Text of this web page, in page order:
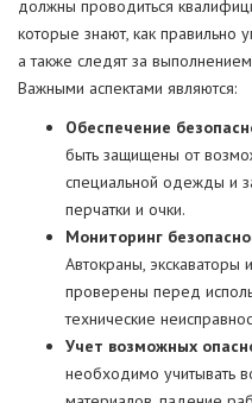
должны проводиться
которые знают, как правильно
а также следят за
Важными аспектами являются:
Обеспечение
быть защищены от
специальной одежды и
перчатки и очки.
Мониторинг
Автокраны,
проверены перед
технические
Учет возможных
необходимо учитывать